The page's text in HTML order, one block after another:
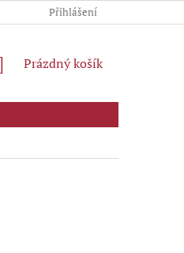
Přihlášení
NÁKUPNÍ
Prázdný košík